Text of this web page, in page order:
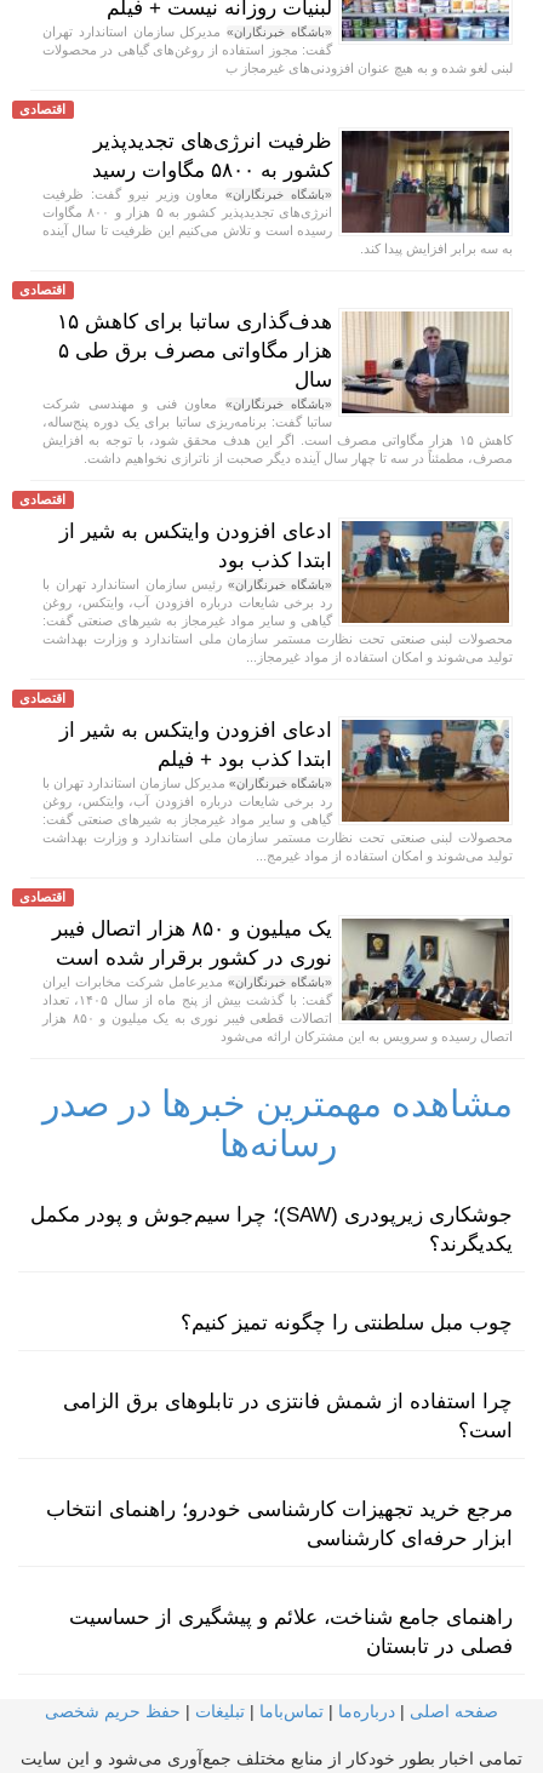
لبنیات روزانه نیست + فیلم
«باشگاه خبرنگاران»مدیرکل سازمان استاندارد تهران
گفت: مجوز استفاده از روغن‌های گیاهی در محصولات
لبنی لغو شده و به هیچ عنوان افزودنی‌های غیرمجاز ب
اقتصادی
ظرفیت انرژی‌های تجدیدپذیر
کشور به ۵۸۰۰ مگاوات رسید
«باشگاه خبرنگاران»معاون وزیر نیرو گفت: ظرفیت
انرژی‌های تجدیدپذیر کشور به ۵ هزار و ۸۰۰ مگاوات
رسیده است و تلاش می‌کنیم این ظرفیت تا سال آینده
به سه برابر افزایش پیدا کند.
اقتصادی
هدف‌گذاری ساتبا برای کاهش ۱۵
هزار مگاواتی مصرف برق طی ۵
سال
«باشگاه خبرنگاران» معاون فنی و مهندسی شرکت
ساتبا گفت: برنامه‌ریزی ساتبا برای یک دوره پنج‌ساله،
کاهش ۱۵ هزار مگاواتی مصرف است. اگر این هدف محقق شود، با توجه به افزایش
مصرف، مطمئناً در سه تا چهار سال آینده دیگر صحبت از ناترازی نخواهیم داشت.
اقتصادی
ادعای افزودن وایتکس به شیر از
ابتدا کذب بود
«باشگاه خبرنگاران» رئیس سازمان استاندارد تهران با
رد برخی شایعات درباره افزودن آب، وایتکس، روغن
گیاهی و سایر مواد غیرمجاز به شیرهای صنعتی گفت:
محصولات لبنی صنعتی تحت نظارت مستمر سازمان ملی استاندارد و وزارت بهداشت
تولید می‌شوند و امکان استفاده از مواد غیرمجاز...
اقتصادی
ادعای افزودن وایتکس به شیر از
ابتدا کذب بود + فیلم
«باشگاه خبرنگاران» مدیرکل سازمان استاندارد تهران با
رد برخی شایعات درباره افزودن آب، وایتکس، روغن
گیاهی و سایر مواد غیرمجاز به شیرهای صنعتی گفت:
محصولات لبنی صنعتی تحت نظارت مستمر سازمان ملی استاندارد و وزارت بهداشت
تولید می‌شوند و امکان استفاده از مواد غیرمج...
اقتصادی
یک میلیون و ۸۵۰ هزار اتصال فیبر
نوری در کشور برقرار شده است
«باشگاه خبرنگاران» مدیرعامل شرکت مخابرات ایران
گفت: با گذشت بیش از پنج ماه از سال ۱۴۰۵، تعداد
اتصالات قطعی فیبر نوری به یک میلیون و ۸۵۰ هزار
اتصال رسیده و سرویس به این مشترکان ارائه می‌شود
مشاهده مهمترین خبرها در صدر
رسانه‌ها
جوشکاری زیرپودری (SAW)؛ چرا سیم‌جوش و پودر مکمل
یکدیگرند؟
چوب مبل سلطنتی را چگونه تمیز کنیم؟
چرا استفاده از شمش فانتزی در تابلوهای برق الزامی
است؟
مرجع خرید تجهیزات کارشناسی خودرو؛ راهنمای انتخاب
ابزار حرفه‌ای کارشناسی
راهنمای جامع شناخت، علائم و پیشگیری از حساسیت
فصلی در تابستان
صفحه اصلی | درباره‌ما | تماس‌با‌ما | تبلیغات | حفظ حریم شخصی
تمامی اخبار بطور خودکار از منابع مختلف جمع‌آوری می‌شود و این سایت